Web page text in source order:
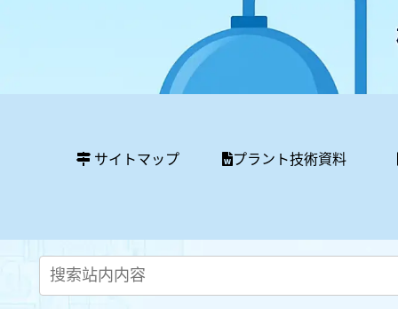
サイトマップ プラント技術資料